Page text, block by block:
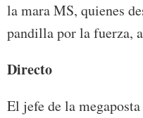
la mara MS, quienes
pandilla por la fuerza,
Directo
El jefe de la